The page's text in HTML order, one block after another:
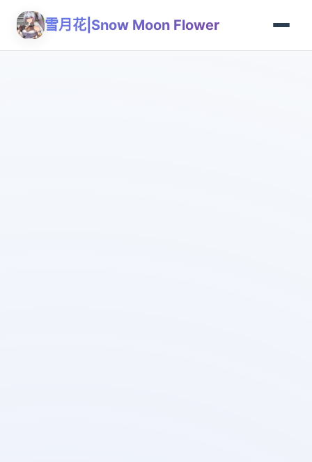
雪月花|Snow Moon Flower